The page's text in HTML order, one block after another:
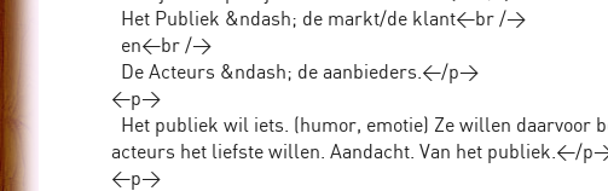
Het Publiek &ndash; de markt/de klant<br />
en<br />
De Acteurs &ndash; de aanbieders.</p>
<p>
Het publiek wil iets. (humor, emotie) Ze willen daarvoor
acteurs het liefste willen. Aandacht. Van het publiek.</
<p>